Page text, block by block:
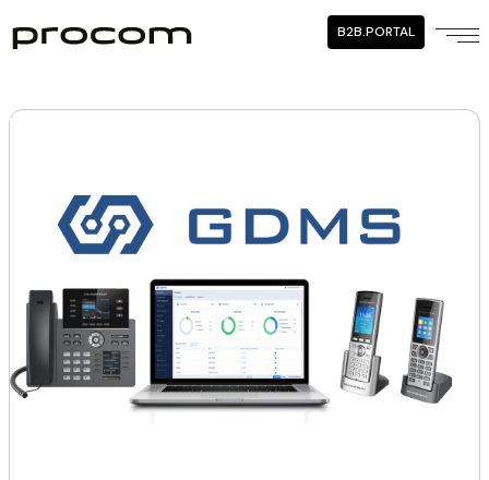
B2B.PORTAL